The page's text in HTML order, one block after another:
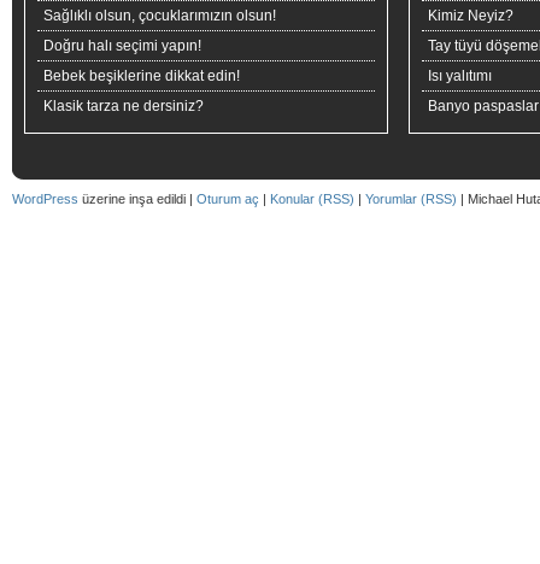
Sağlıklı olsun, çocuklarımızın olsun!
Doğru halı seçimi yapın!
Bebek beşiklerine dikkat edin!
Klasik tarza ne dersiniz?
Kimiz Neyiz?
Tay tüyü
Isı yalıtımı
Banyo
WordPress üzerine inşa edildi | Oturum aç | Konular (RSS) | Yorumlar (RSS) | Michael